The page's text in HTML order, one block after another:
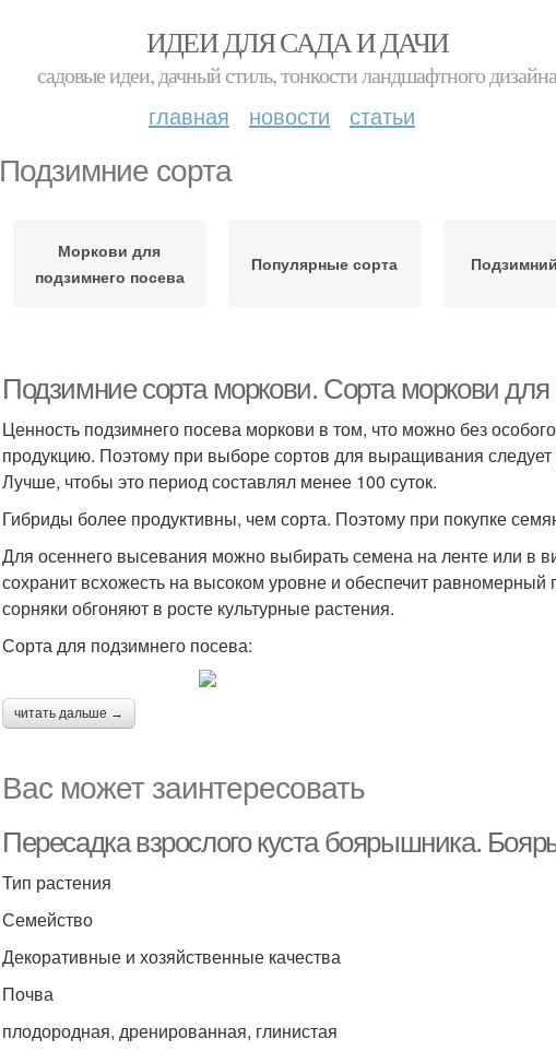
ИДЕИ ДЛЯ САДА И ДАЧИ
садовые идеи, дачный стиль, тонкости ландшафтного дизайна
главная новости статьи
Подзимние сорта
Моркови для
подзимнего посева
Популярные сорта
Подзимние сорта моркови. Сорта моркови для
Ценность подзимнего посева моркови в том, что можно без
продукцию. Поэтому при выборе сортов для выращивания следует
Лучше, чтобы это период составлял менее 100 суток.
Гибриды более продуктивны, чем сорта. Поэтому при покупке
Для осеннего высевания можно выбирать семена на ленте или в
сохранит всхожесть на высоком уровне и обеспечит равномерный
сорняки обгоняют в росте культурные растения.
Сорта для подзимнего посева:
читать дальше →
Вас может заинтересовать
Пересадка взрослого куста боярышника.
Тип растения
Семейство
Декоративные и хозяйственные качества
Почва
плодородная, дренированная, глинистая